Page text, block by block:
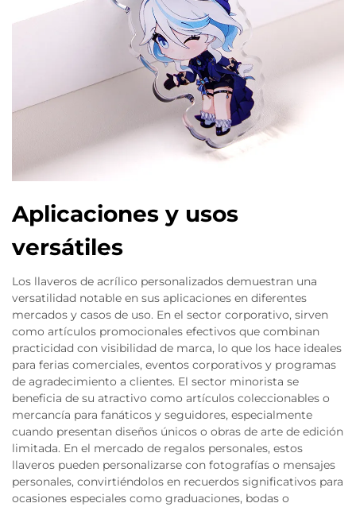
Aplicaciones y usos
versátiles
Los llaveros de acrílico personalizados demuestran una
versatilidad notable en sus aplicaciones en diferentes
mercados y casos de uso. En el sector corporativo, sirven
como artículos promocionales efectivos que combinan
practicidad con visibilidad de marca, lo que los hace ideales
para ferias comerciales, eventos corporativos y programas
de agradecimiento a clientes. El sector minorista se
beneficia de su atractivo como artículos coleccionables o
mercancía para fanáticos y seguidores, especialmente
cuando presentan diseños únicos o obras de arte de edición
limitada. En el mercado de regalos personales, estos
llaveros pueden personalizarse con fotografías o mensajes
personales, convirtiéndolos en recuerdos significativos para
ocasiones especiales como graduaciones, bodas o